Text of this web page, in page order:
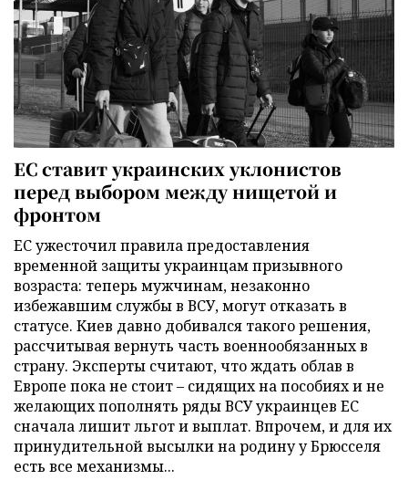
ЕС ставит украинских уклонистов
перед выбором между нищетой и
фронтом
ЕС ужесточил правила предоставления
временной защиты украинцам призывного
возраста: теперь мужчинам, незаконно
избежавшим службы в ВСУ, могут отказать в
статусе. Киев давно добивался такого решения,
рассчитывая вернуть часть военнообязанных в
страну. Эксперты считают, что ждать облав в
Европе пока не стоит – сидящих на пособиях и не
желающих пополнять ряды ВСУ украинцев ЕС
сначала лишит льгот и выплат. Впрочем, и для их
принудительной высылки на родину у Брюсселя
есть все механизмы...